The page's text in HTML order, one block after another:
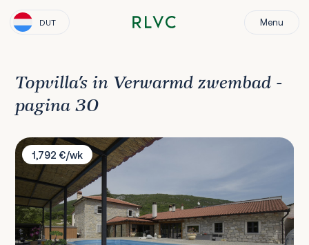
DUT Menu
Topvilla’s in Verwarmd zwembad -
pagina 30
Villa Tina 1876
1,792 €/wk